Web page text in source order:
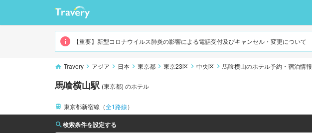
【重要】新型コロナウイルス肺炎の影響による電話受付及びキャンセル・変更について
Travery アジア 日本 東京都 東京23区 中央区 馬喰横山のホテル予約・宿泊情報
馬喰横山駅 (東京都) のホテル
東京都新宿線 （全1路線）
検索条件を設定する